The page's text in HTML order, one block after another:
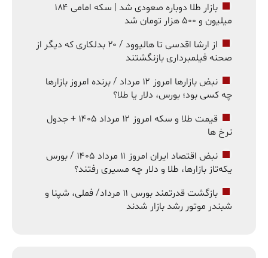
بازار طلا دوباره صعودی شد | سکه امامی ۱۸۴
میلیون و ۵۰۰ هزار تومان شد
از ارشا اقدسی تا هالیوود / ۲۰ بدلکاری که دیگر از
صحنه فیلمبرداری بازنگشتند
نبض بازارها امروز ۱۲ مرداد / برنده امروز بازارها
چه کسی بود؛ بورس، دلار یا طلا؟
قیمت طلا و سکه امروز ۱۲ مرداد ۱۴۰۵ + جدول
نرخ ها
نبض اقتصاد ایران امروز ۱۱ مرداد ۱۴۰۵ / بورس
یکه‌تاز بازارها، طلا و دلار چه مسیری رفتند؟
بازگشت قدرتمند بورس ۱۱ مرداد/ فملی، شپنا و
شبندر موتور رشد بازار شدند